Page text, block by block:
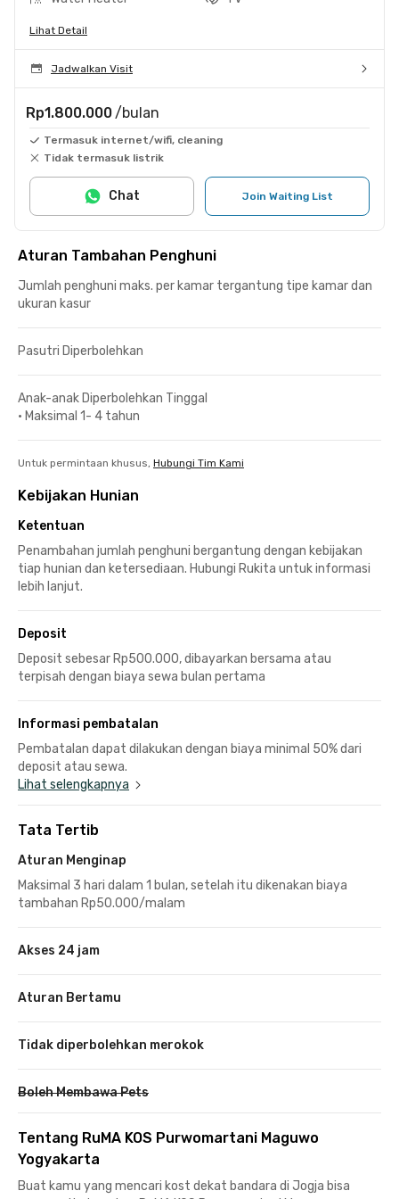
Lihat Detail
Jadwalkan Visit
Rp1.800.000 /bulan
Termasuk internet/wifi, cleaning
Tidak termasuk listrik
Join Waiting List
Chat
Aturan Tambahan Penghuni
Jumlah penghuni maks. per kamar tergantung tipe kamar dan
ukuran kasur
Pasutri Diperbolehkan
Anak-anak Diperbolehkan Tinggal
• Maksimal 1- 4 tahun
Untuk permintaan khusus, Hubungi Tim Kami
Kebijakan Hunian
Ketentuan
Penambahan jumlah penghuni bergantung dengan kebijakan
tiap hunian dan ketersediaan. Hubungi Rukita untuk informasi
lebih lanjut.
Deposit
Deposit sebesar Rp500.000, dibayarkan bersama atau
terpisah dengan biaya sewa bulan pertama
Informasi pembatalan
Pembatalan dapat dilakukan dengan biaya minimal 50% dari
deposit atau sewa.
Lihat selengkapnya
Tata Tertib
Aturan Menginap
Maksimal 3 hari dalam 1 bulan, setelah itu dikenakan biaya
tambahan Rp50.000/malam
Akses 24 jam
Aturan Bertamu
Tidak diperbolehkan merokok
Boleh Membawa Pets
Tentang RuMA KOS Purwomartani Maguwo
Yogyakarta
Buat kamu yang mencari kost dekat bandara di Jogja bisa